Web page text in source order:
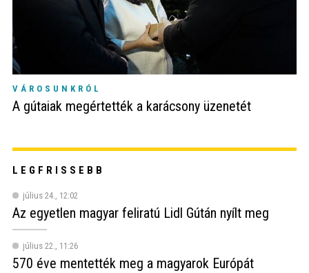
VÁROSUNKRÓL
A gútaiak megértették a karácsony üzenetét
LEGFRISSEBB
július 24., 12:02
Az egyetlen magyar feliratú Lidl Gútán nyílt meg
július 22., 11:26
570 éve mentették meg a magyarok Európát